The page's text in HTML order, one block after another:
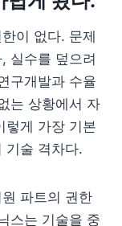
이 없다. 문제
실수를 덮으려
구개발과 수율
는 상황에서 자
렇게 가장 기본
기술 격차다.
파트의 권한
스는 기술을 중